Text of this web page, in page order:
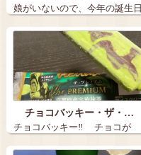
娘がいないので、今年の誕生日
ケーキは３個…
チョコバッキー・ザ・…
チョコバッキー‼️ チョコが
バキ…